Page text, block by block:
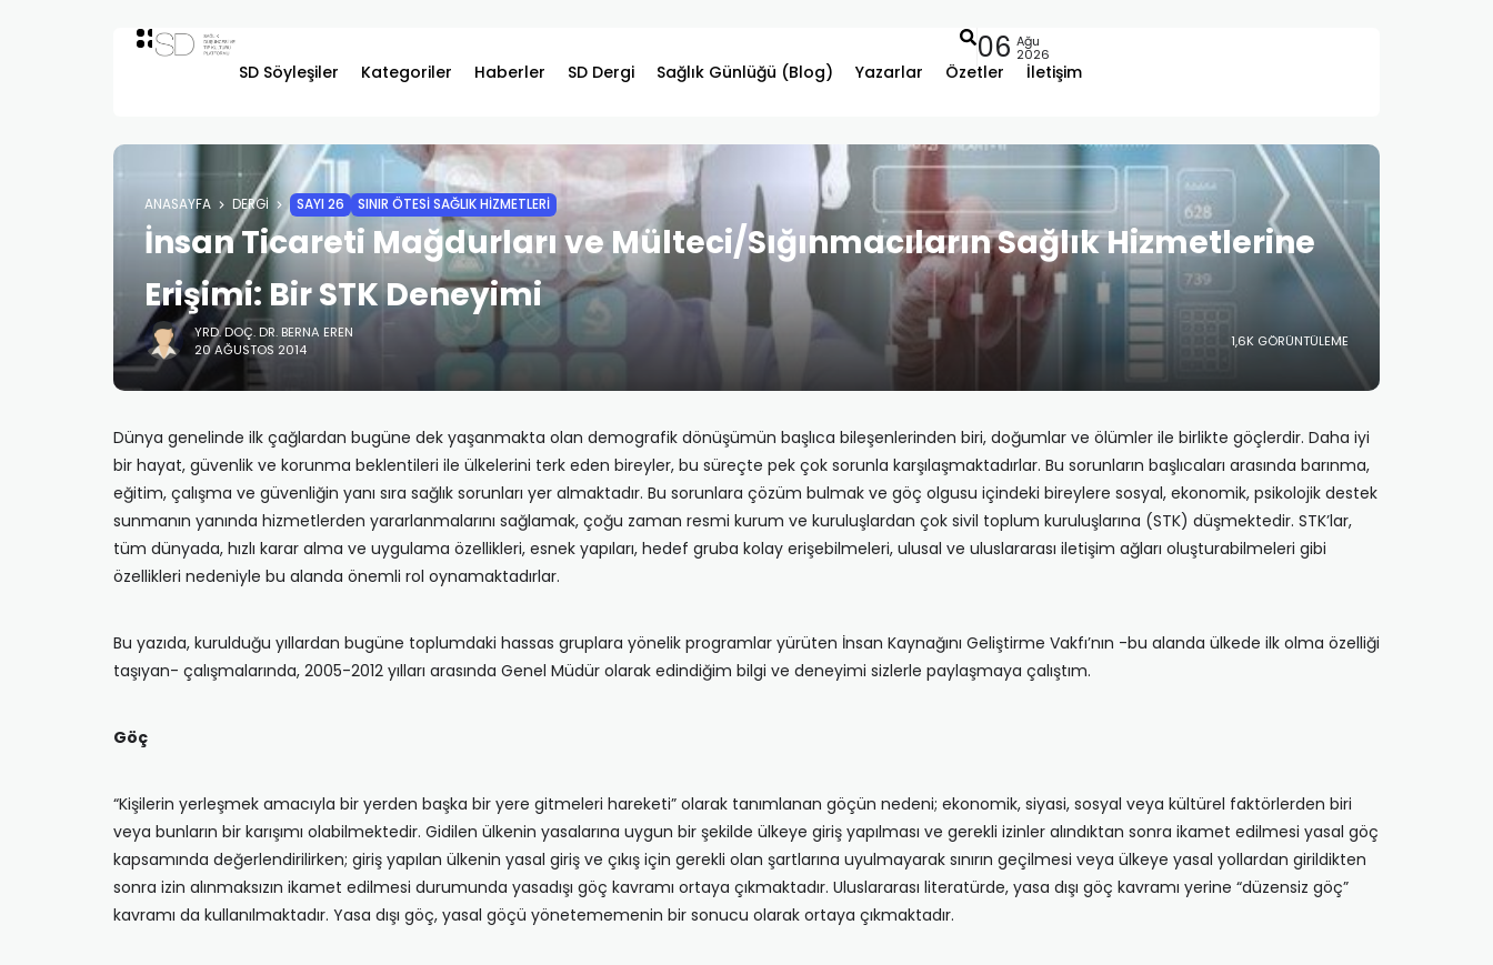
SD Söyleşiler Kategoriler Haberler SD Dergi Sağlık Günlüğü (Blog) Yazarlar Özetler İletişim
06 Ağu
2026
ANASAYFA DERGI SAYI 26 SINIR ÖTESİ SAĞLIK HİZMETLERİ
İnsan Ticareti Mağdurları ve Mülteci/Sığınmacıların Sağlık Hizmetlerine
Erişimi: Bir STK Deneyimi
YRD. DOÇ. DR. BERNA EREN
20 AĞUSTOS 2014
1,6K GÖRÜNTÜLEME
Dünya genelinde ilk çağlardan bugüne dek yaşanmakta olan demografik dönüşümün başlıca bileşenlerinden biri, doğumlar ve ölümler ile birlikte göçlerdir. Daha iyi
bir hayat, güvenlik ve korunma beklentileri ile ülkelerini terk eden bireyler, bu süreçte pek çok sorunla karşılaşmaktadırlar. Bu sorunların başlıcaları arasında barınma,
eğitim, çalışma ve güvenliğin yanı sıra sağlık sorunları yer almaktadır. Bu sorunlara çözüm bulmak ve göç olgusu içindeki bireylere sosyal, ekonomik, psikolojik destek
sunmanın yanında hizmetlerden yararlanmalarını sağlamak, çoğu zaman resmi kurum ve kuruluşlardan çok sivil toplum kuruluşlarına (STK) düşmektedir. STK’lar,
tüm dünyada, hızlı karar alma ve uygulama özellikleri, esnek yapıları, hedef gruba kolay erişebilmeleri, ulusal ve uluslararası iletişim ağları oluşturabilmeleri gibi
özellikleri nedeniyle bu alanda önemli rol oynamaktadırlar.
Bu yazıda, kurulduğu yıllardan bugüne toplumdaki hassas gruplara yönelik programlar yürüten İnsan Kaynağını Geliştirme Vakfı’nın -bu alanda ülkede ilk olma özelliği
taşıyan- çalışmalarında, 2005-2012 yılları arasında Genel Müdür olarak edindiğim bilgi ve deneyimi sizlerle paylaşmaya çalıştım.
Göç
“Kişilerin yerleşmek amacıyla bir yerden başka bir yere gitmeleri hareketi” olarak tanımlanan göçün nedeni; ekonomik, siyasi, sosyal veya kültürel faktörlerden biri
veya bunların bir karışımı olabilmektedir. Gidilen ülkenin yasalarına uygun bir şekilde ülkeye giriş yapılması ve gerekli izinler alındıktan sonra ikamet edilmesi yasal göç
kapsamında değerlendirilirken; giriş yapılan ülkenin yasal giriş ve çıkış için gerekli olan şartlarına uyulmayarak sınırın geçilmesi veya ülkeye yasal yollardan girildikten
sonra izin alınmaksızın ikamet edilmesi durumunda yasadışı göç kavramı ortaya çıkmaktadır. Uluslararası literatürde, yasa dışı göç kavramı yerine “düzensiz göç”
kavramı da kullanılmaktadır. Yasa dışı göç, yasal göçü yönetememenin bir sonucu olarak ortaya çıkmaktadır.